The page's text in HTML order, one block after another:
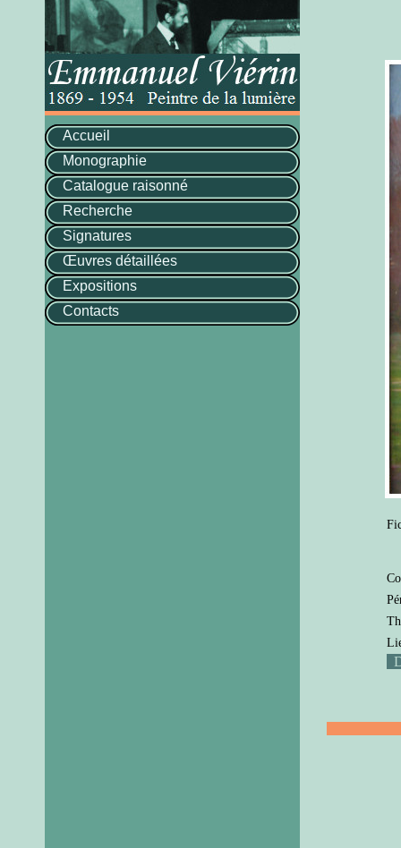
Accueil
Monographie
Catalogue raisonné
Recherche
Signatures
Œuvres détaillées
Expositions
Contacts